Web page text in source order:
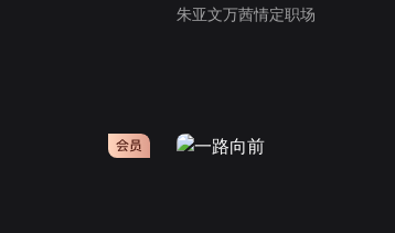
朱亚文万茜情定职场
会员